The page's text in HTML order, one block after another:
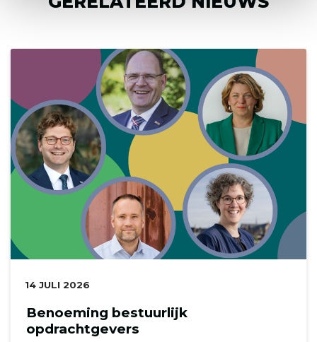
DATUM:
14 JULI 2026
Benoeming bestuurlijk
opdrachtgevers